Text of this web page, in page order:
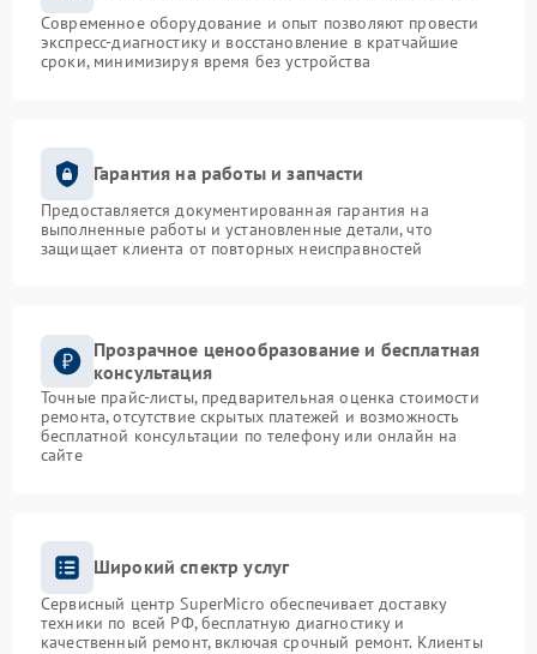
Современное оборудование и опыт позволяют провести
экспресс-диагностику и восстановление в кратчайшие
сроки, минимизируя время без устройства
Гарантия на работы и запчасти
Предоставляется документированная гарантия на
выполненные работы и установленные детали, что
защищает клиента от повторных неисправностей
Прозрачное ценообразование и бесплатная
консультация
Точные прайс-листы, предварительная оценка стоимости
ремонта, отсутствие скрытых платежей и возможность
бесплатной консультации по телефону или онлайн на
сайте
Широкий спектр услуг
Сервисный центр SuperMicro обеспечивает доставку
техники по всей РФ, бесплатную диагностику и
качественный ремонт, включая срочный ремонт. Клиенты